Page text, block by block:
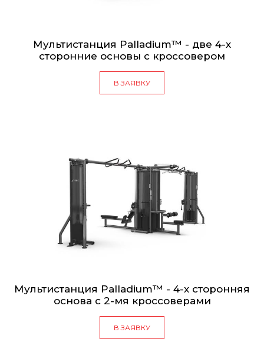
Мультистанция Palladium™ - две 4-х
сторонние основы с кроссовером
В ЗАЯВКУ
Мультистанция Palladium™ - 4-х сторонняя
основа с 2-мя кроссоверами
В ЗАЯВКУ